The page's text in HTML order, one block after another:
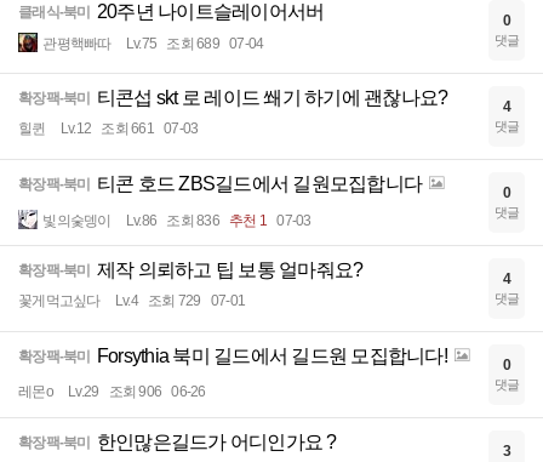
클래식-북미 20주년 나이트슬레이어서버
관평핵빠따 Lv.75 조회 689 07-04
0
댓글
확장팩-북미 티콘섭 skt 로 레이드 쐐기 하기에 괜찮나요?
힐퀸 Lv.12 조회 661 07-03
4
댓글
확장팩-북미 티콘 호드 ZBS길드에서 길원모집합니다
빛의숯뎅이 Lv.86 조회 836 추천 1 07-03
0
댓글
확장팩-북미 제작 의뢰하고 팁 보통 얼마줘요?
꽃게먹고싶다 Lv.4 조회 729 07-01
4
댓글
확장팩-북미 Forsythia 북미 길드에서 길드원 모집합니다!
레몬o Lv.29 조회 906 06-26
0
댓글
확장팩-북미 한인많은길드가 어디인가요 ? 3